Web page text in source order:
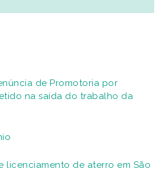
de Promotoria por
na saída do trabalho da
licenciamento de aterro em São